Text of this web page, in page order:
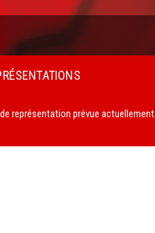
représentation prévue actuellement